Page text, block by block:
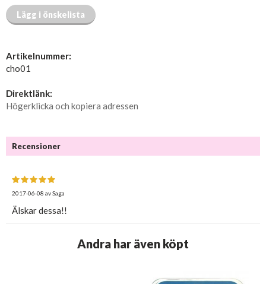
Lägg i önskelista
Artikelnummer:
cho01
Direktlänk:
Högerklicka och kopiera adressen
Recensioner
2017-06-08 avSaga
Älskar dessa!!
Andra har även köpt